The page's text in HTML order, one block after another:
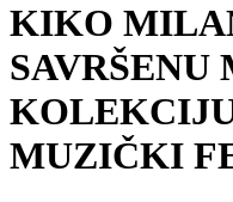
KIKO
SAVRŠENU
MUZIČKI